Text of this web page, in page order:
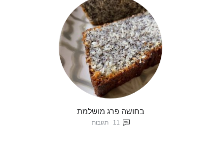
בחושה פרג מושלמת
11 תגובות